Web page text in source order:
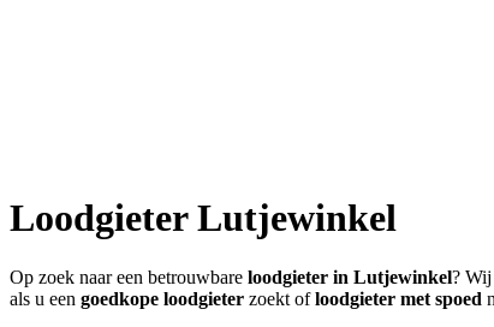
LoodgieterLutjewinkel
Op zoek naar een betrouwbare loodgieter in Lutjewinkel?
als u een goedkope loodgieter zoekt ofloodgieter met spoed